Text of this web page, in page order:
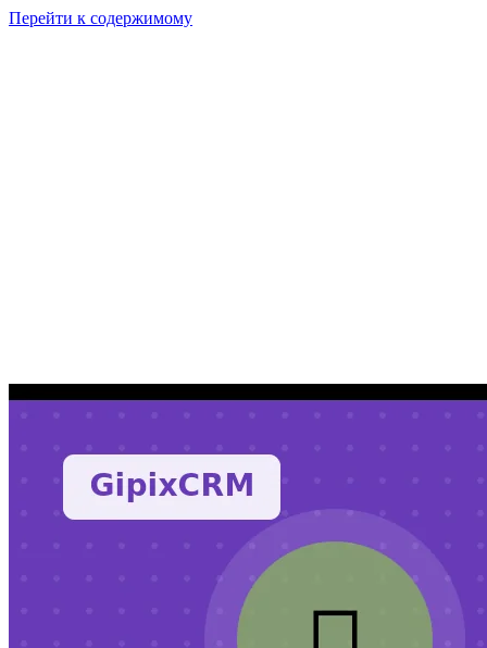
Перейти к содержимому